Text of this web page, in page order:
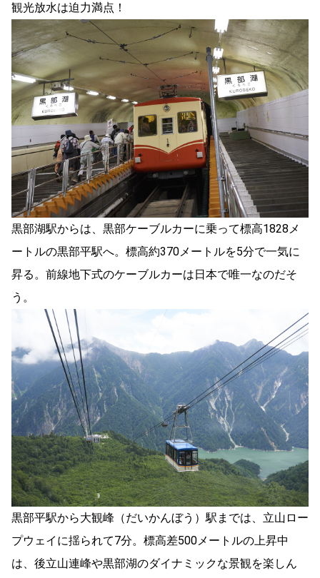
観光放水は迫力満点！
黒部湖駅からは、黒部ケーブルカーに乗って標高1828メ
ートルの黒部平駅へ。標高約370メートルを5分で一気に
昇る。前線地下式のケーブルカーは日本で唯一なのだそ
う。
黒部平駅から大観峰（だいかんぼう）駅までは、立山ロー
プウェイに揺られて7分。標高差500メートルの上昇中
は、後立山連峰や黒部湖のダイナミックな景観を楽しん